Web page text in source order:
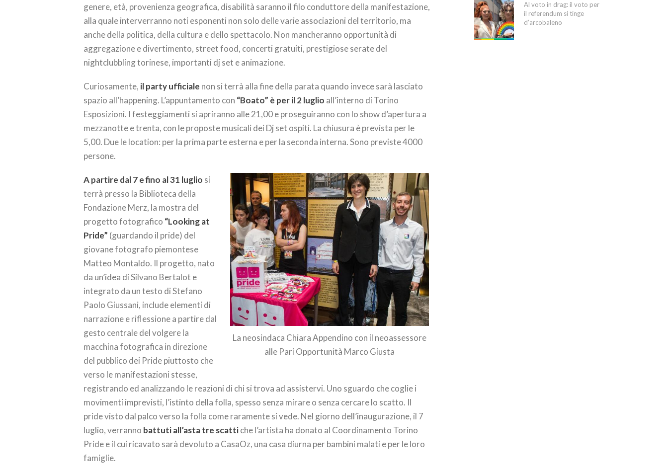
genere, età, provenienza geografica, disabilità saranno il filo conduttore della manifestazione,
alla quale interverranno noti esponenti non solo delle varie associazioni del territorio, ma
anche della politica, della cultura e dello spettacolo. Non mancheranno opportunità di
aggregazione e divertimento, street food, concerti gratuiti, prestigiose serate del
nightclubbling torinese, importanti dj set e animazione.
Curiosamente, il party ufficiale non si terrà alla fine della parata quando invece sarà lasciato
spazio all’happening. L’appuntamento con “Boato” è per il 2 luglio all’interno di Torino
Esposizioni. I festeggiamenti si apriranno alle 21,00 e proseguiranno con lo show d’apertura a
mezzanotte e trenta, con le proposte musicali dei Dj set ospiti. La chiusura è prevista per le
5,00. Due le location: per la prima parte esterna e per la seconda interna. Sono previste 4000
persone.
La neosindaca Chiara Appendino con il neoassessore
alle Pari Opportunità Marco Giusta
A partire dal 7 e fino al 31 luglio si
terrà presso la Biblioteca della
Fondazione Merz, la mostra del
progetto fotografico “Looking at
Pride” (guardando il pride) del
giovane fotografo piemontese
Matteo Montaldo. Il progetto, nato
da un’idea di Silvano Bertalot e
integrato da un testo di Stefano
Paolo Giussani, include elementi di
narrazione e riflessione a partire dal
gesto centrale del volgere la
macchina fotografica in direzione
del pubblico dei Pride piuttosto che
verso le manifestazioni stesse,
registrando ed analizzando le reazioni di chi si trova ad assistervi. Uno sguardo che coglie i
movimenti imprevisti, l’istinto della folla, spesso senza mirare o senza cercare lo scatto. Il
pride visto dal palco verso la folla come raramente si vede. Nel giorno dell’inaugurazione, il 7
luglio, verranno battuti all’asta tre scattiche l’artista ha donato al Coordinamento Torino
Pride e il cui ricavato sarà devoluto a CasaOz, una casa diurna per bambini malati e per le loro
famiglie.
Al voto in drag: il voto per
il referendum si tinge
d’arcobaleno